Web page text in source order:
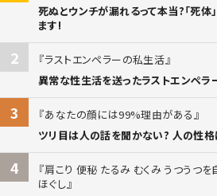
死ぬとウンチが漏れるって本当?「死
ます!
2
ラストエンペラーの私生活
異常な性生活を送ったラストエンペラ
3
あなたの顔には99%理由がある
ツリ目は人の話を聞かない? 人の性格
4
肩こり 便秘 たるみ むくみ うつうつを
ほぐし